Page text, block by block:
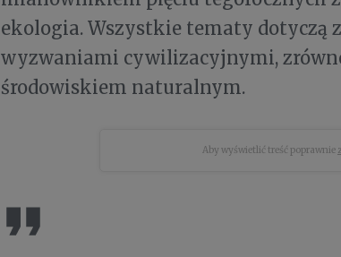
ekologia. Wszystkie tematy dotyczą
wyzwaniami cywilizacyjnymi,
środowiskiem naturalnym.
Aby wyświetlić treść poprawnie